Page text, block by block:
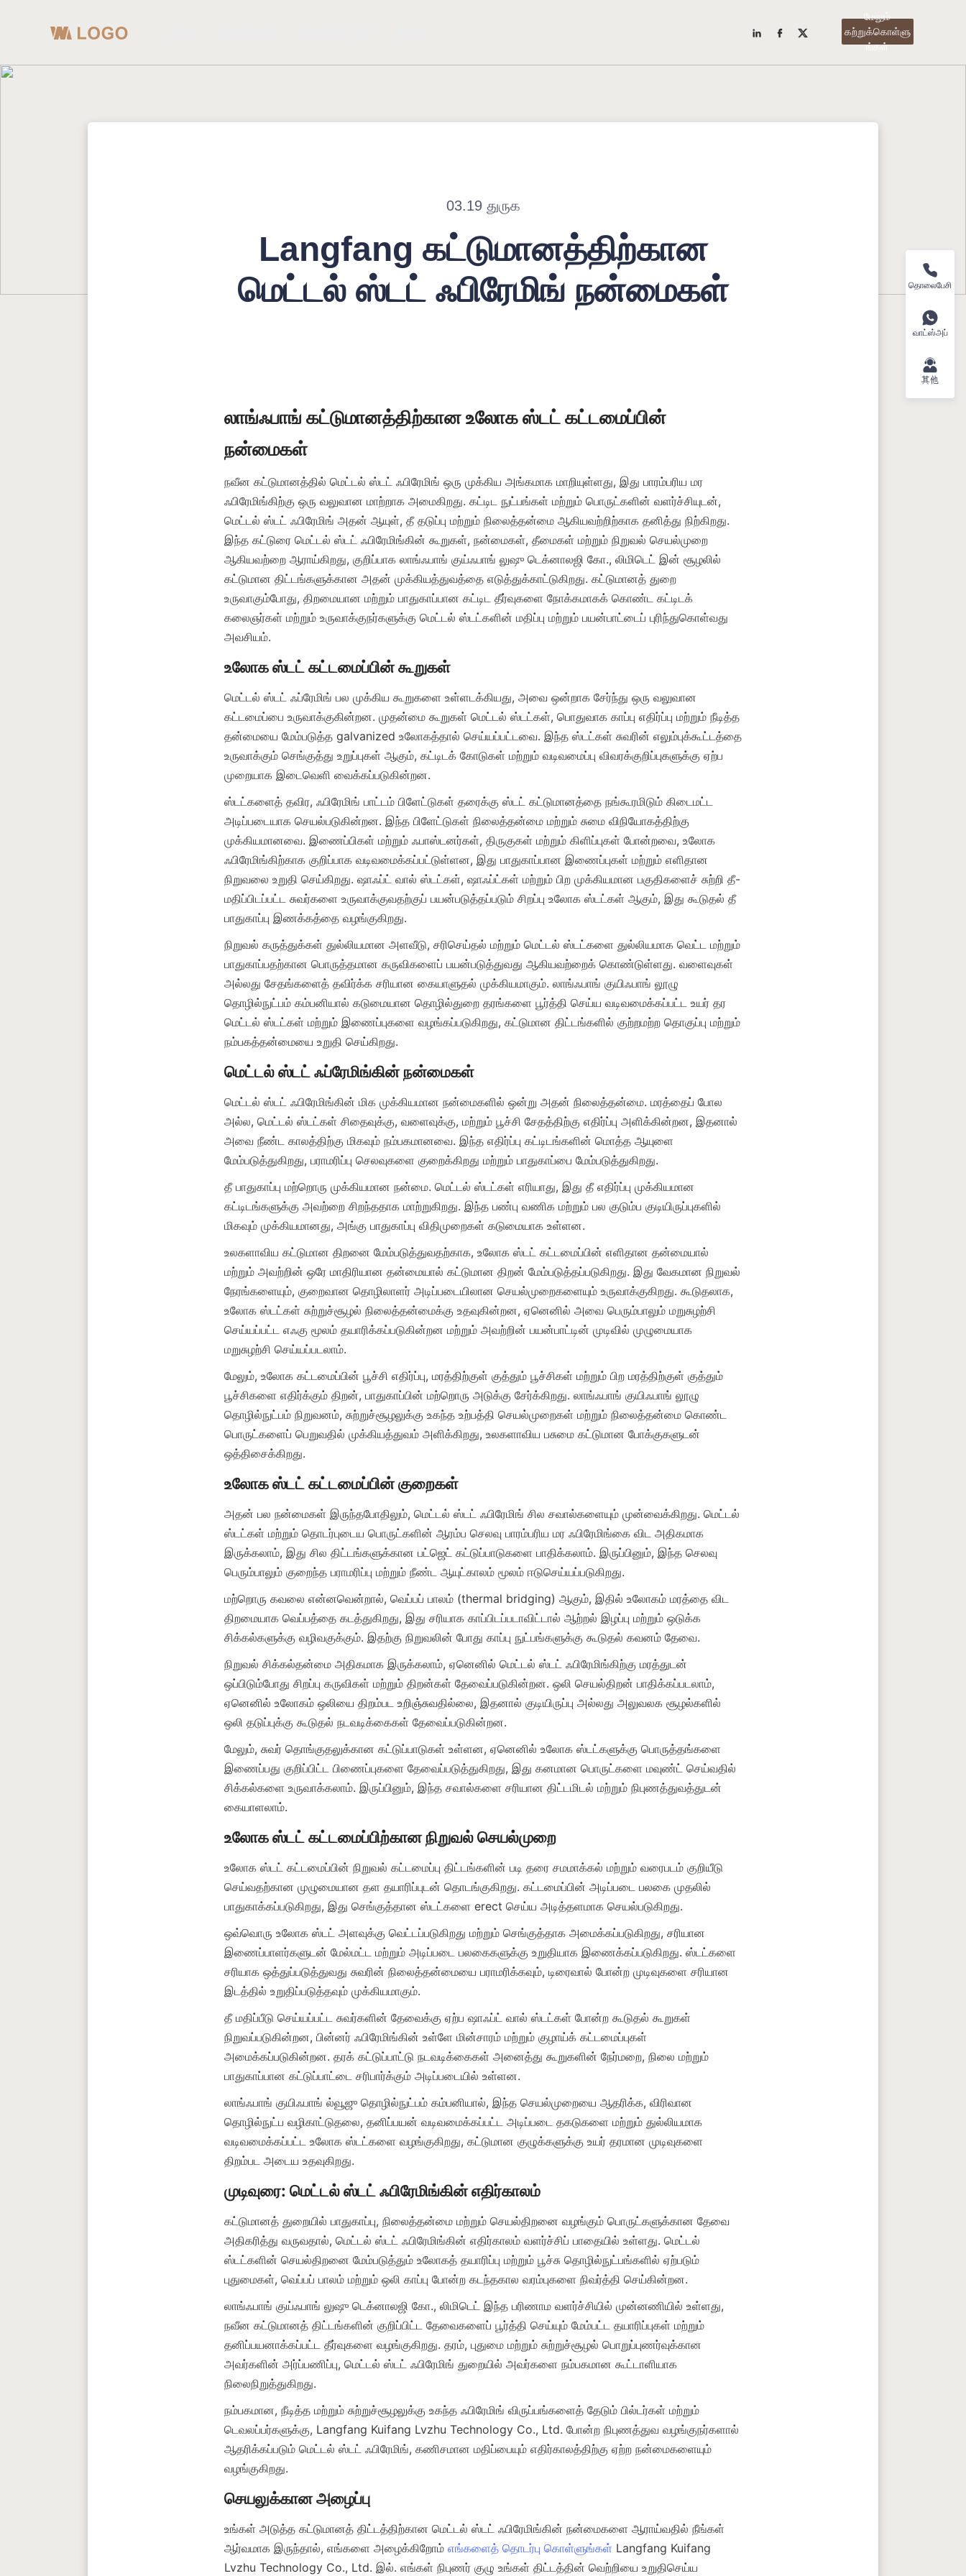
மேலும்
கற்றுக்கொள்ளு
ங்கள்
03.19 துருக
Langfang கட்டுமானத்திற்கான
மெட்டல் ஸ்டட் ஃபிரேமிங் நன்மைகள்
லாங்ஃபாங் கட்டுமானத்திற்கான உலோக ஸ்டட் கட்டமைப்பின்
நவீன கட்டுமானத்தில் மெட்டல் ஸ்டட் ஃபிரேமிங் ஒரு முக்கிய அங்கமாக மாறியுள்ளது, இது பாரம்பரிய மர
ஃபிரேமிங்கிற்கு ஒரு வலுவான மாற்றாக அமைகிறது. கட்டிட நுட்பங்கள் மற்றும் பொருட்களின் வளர்ச்சியுடன்,
மெட்டல் ஸ்டட் ஃபிரேமிங் அதன் ஆயுள், தீ தடுப்பு மற்றும் நிலைத்தன்மை ஆகியவற்றிற்காக தனித்து நிற்கிறது.
இந்த கட்டுரை மெட்டல் ஸ்டட் ஃபிரேமிங்கின் கூறுகள், நன்மைகள், தீமைகள் மற்றும் நிறுவல் செயல்முறை
ஆகியவற்றை ஆராய்கிறது, குறிப்பாக லாங்ஃபாங் குய்ஃபாங் லுஷு டெக்னாலஜி கோ., லிமிடெட் இன் சூழலில்
கட்டுமான திட்டங்களுக்கான அதன் முக்கியத்துவத்தை எடுத்துக்காட்டுகிறது. கட்டுமானத் துறை
உருவாகும்போது, திறமையான மற்றும் பாதுகாப்பான கட்டிட தீர்வுகளை நோக்கமாகக் கொண்ட கட்டிடக்
கலைஞர்கள் மற்றும் உருவாக்குநர்களுக்கு மெட்டல் ஸ்டட்களின் மதிப்பு மற்றும் பயன்பாட்டைப் புரிந்துகொள்வது
அவசியம்.
மெட்டல் ஸ்டட் ஃப்ரேமிங் பல முக்கிய கூறுகளை உள்ளடக்கியது, அவை ஒன்றாக சேர்ந்து ஒரு வலுவான
கட்டமைப்பை உருவாக்குகின்றன. முதன்மை கூறுகள் மெட்டல் ஸ்டட்கள், பொதுவாக காப்பு எதிர்ப்பு மற்றும் நீடித்த
தன்மையை மேம்படுத்த galvanized உலோகத்தால் செய்யப்பட்டவை. இந்த ஸ்டட்கள் சுவரின் எலும்புக்கூட்டத்தை
உருவாக்கும் செங்குத்து உறுப்புகள் ஆகும், கட்டிடக் கோடுகள் மற்றும் வடிவமைப்பு விவரக்குறிப்புகளுக்கு ஏற்ப
ஸ்டட்களைத் தவிர, ஃபிரேமிங் பாட்டம் பிளேட்டுகள் தரைக்கு ஸ்டட் கட்டுமானத்தை நங்கூரமிடும் கிடைமட்ட
அடிப்படையாக செயல்படுகின்றன. இந்த பிளேட்டுகள் நிலைத்தன்மை மற்றும் சுமை விநியோகத்திற்கு
முக்கியமானவை. இணைப்பிகள் மற்றும் ஃபாஸ்டனர்கள், திருகுகள் மற்றும் கிளிப்புகள் போன்றவை, உலோக
ஃபிரேமிங்கிற்காக குறிப்பாக வடிவமைக்கப்பட்டுள்ளன, இது பாதுகாப்பான இணைப்புகள் மற்றும் எளிதான
நிறுவலை உறுதி செய்கிறது. ஷாஃப்ட் வால் ஸ்டட்கள், ஷாஃப்ட்கள் மற்றும் பிற முக்கியமான பகுதிகளைச் சுற்றி தீ-
மதிப்பிடப்பட்ட சுவர்களை உருவாக்குவதற்குப் பயன்படுத்தப்படும் சிறப்பு உலோக ஸ்டட்கள் ஆகும், இது கூடுதல் தீ
பாதுகாப்பு இணக்கத்தை வழங்குகிறது.
நிறுவல் கருத்துக்கள் துல்லியமான அளவீடு, சரிசெய்தல் மற்றும் மெட்டல் ஸ்டட்களை துல்லியமாக வெட்ட மற்றும்
பாதுகாப்பதற்கான பொருத்தமான கருவிகளைப் பயன்படுத்துவது ஆகியவற்றைக் கொண்டுள்ளது. வளைவுகள்
அல்லது சேதங்களைத் தவிர்க்க சரியான கையாளுதல் முக்கியமாகும். லாங்ஃபாங் குயிஃபாங் லூழு
தொழில்நுட்பம் கம்பனியால் கடுமையான தொழில்துறை தரங்களை பூர்த்தி செய்ய வடிவமைக்கப்பட்ட உயர் தர
மெட்டல் ஸ்டட்கள் மற்றும் இணைப்புகளை வழங்கப்படுகிறது, கட்டுமான திட்டங்களில் குற்றமற்ற தொகுப்பு மற்றும்
மெட்டல் ஸ்டட் ஃபிரேமிங்கின் மிக முக்கியமான நன்மைகளில் ஒன்று அதன் நிலைத்தன்மை. மரத்தைப் போல
அல்ல, மெட்டல் ஸ்டட்கள் சிதைவுக்கு, வளைவுக்கு, மற்றும் பூச்சி சேதத்திற்கு எதிர்ப்பு அளிக்கின்றன, இதனால்
அவை நீண்ட காலத்திற்கு மிகவும் நம்பகமானவை. இந்த எதிர்ப்பு கட்டிடங்களின் மொத்த ஆயுளை
தீ பாதுகாப்பு மற்றொரு முக்கியமான நன்மை. மெட்டல் ஸ்டட்கள் எரியாது, இது தீ எதிர்ப்பு முக்கியமான
கட்டிடங்களுக்கு அவற்றை சிறந்ததாக மாற்றுகிறது. இந்த பண்பு வணிக மற்றும் பல குடும்ப குடியிருப்புகளில்
உலகளாவிய கட்டுமான திறனை மேம்படுத்துவதற்காக, உலோக ஸ்டட் கட்டமைப்பின் எளிதான தன்மையால்
மற்றும் அவற்றின் ஒரே மாதிரியான தன்மையால் கட்டுமான திறன் மேம்படுத்தப்படுகிறது. இது வேகமான நிறுவல்
நேரங்களையும், குறைவான தொழிலாளர் அடிப்படையிலான செயல்முறைகளையும் உருவாக்குகிறது. கூடுதலாக,
உலோக ஸ்டட்கள் சுற்றுச்சூழல் நிலைத்தன்மைக்கு உதவுகின்றன, ஏனெனில் அவை பெரும்பாலும் மறுசுழற்சி
செய்யப்பட்ட எஃகு மூலம் தயாரிக்கப்படுகின்றன மற்றும் அவற்றின் பயன்பாட்டின் முடிவில் முழுமையாக
மேலும், உலோக கட்டமைப்பின் பூச்சி எதிர்ப்பு, மரத்திற்குள் குத்தும் பூச்சிகள் மற்றும் பிற மரத்திற்குள் குத்தும்
பூச்சிகளை எதிர்க்கும் திறன், பாதுகாப்பின் மற்றொரு அடுக்கு சேர்க்கிறது. லாங்ஃபாங் குயிஃபாங் லூழு
தொழில்நுட்பம் நிறுவனம், சுற்றுச்சூழலுக்கு உகந்த உற்பத்தி செயல்முறைகள் மற்றும் நிலைத்தன்மை கொண்ட
பொருட்களைப் பெறுவதில் முக்கியத்துவம் அளிக்கிறது, உலகளாவிய பசுமை கட்டுமான போக்குகளுடன்
அதன் பல நன்மைகள் இருந்தபோதிலும், மெட்டல் ஸ்டட் ஃபிரேமிங் சில சவால்களையும் முன்வைக்கிறது. மெட்டல்
ஸ்டட்கள் மற்றும் தொடர்புடைய பொருட்களின் ஆரம்ப செலவு பாரம்பரிய மர ஃபிரேமிங்கை விட அதிகமாக
இருக்கலாம், இது சில திட்டங்களுக்கான பட்ஜெட் கட்டுப்பாடுகளை பாதிக்கலாம். இருப்பினும், இந்த செலவு
மற்றொரு கவலை என்னவென்றால், வெப்பப் பாலம் (thermal bridging) ஆகும், இதில் உலோகம் மரத்தை விட
திறமையாக வெப்பத்தை கடத்துகிறது, இது சரியாக காப்பிடப்படாவிட்டால் ஆற்றல் இழப்பு மற்றும் ஒடுக்க
நிறுவல் சிக்கல்தன்மை அதிகமாக இருக்கலாம், ஏனெனில் மெட்டல் ஸ்டட் ஃபிரேமிங்கிற்கு மரத்துடன்
ஒப்பிடும்போது சிறப்பு கருவிகள் மற்றும் திறன்கள் தேவைப்படுகின்றன. ஒலி செயல்திறன் பாதிக்கப்படலாம்,
ஏனெனில் உலோகம் ஒலியை திறம்பட உறிஞ்சுவதில்லை, இதனால் குடியிருப்பு அல்லது அலுவலக சூழல்களில்
மேலும், சுவர் தொங்குதலுக்கான கட்டுப்பாடுகள் உள்ளன, ஏனெனில் உலோக ஸ்டட்களுக்கு பொருத்தங்களை
இணைப்பது குறிப்பிட்ட பிணைப்புகளை தேவைப்படுத்துகிறது, இது கனமான பொருட்களை மவுண்ட் செய்வதில்
சிக்கல்களை உருவாக்கலாம். இருப்பினும், இந்த சவால்களை சரியான திட்டமிடல் மற்றும் நிபுணத்துவத்துடன்
உலோக ஸ்டட் கட்டமைப்பின் நிறுவல் கட்டமைப்பு திட்டங்களின் படி தரை சமமாக்கல் மற்றும் வரைபடம் குறியீடு
செய்வதற்கான முழுமையான தள தயாரிப்புடன் தொடங்குகிறது. கட்டமைப்பின் அடிப்படை பலகை முதலில்
ஒவ்வொரு உலோக ஸ்டட் அளவுக்கு வெட்டப்படுகிறது மற்றும் செங்குத்தாக அமைக்கப்படுகிறது, சரியான
இணைப்பாளர்களுடன் மேல்மட்ட மற்றும் அடிப்படை பலகைகளுக்கு உறுதியாக இணைக்கப்படுகிறது. ஸ்டட்களை
சரியாக ஒத்துப்படுத்துவது சுவரின் நிலைத்தன்மையை பராமரிக்கவும், டிரைவால் போன்ற முடிவுகளை சரியான
தீ மதிப்பீடு செய்யப்பட்ட சுவர்களின் தேவைக்கு ஏற்ப ஷாஃப்ட் வால் ஸ்டட்கள் போன்ற கூடுதல் கூறுகள்
நிறுவப்படுகின்றன, பின்னர் ஃபிரேமிங்கின் உள்ளே மின்சாரம் மற்றும் குழாய்க் கட்டமைப்புகள்
அமைக்கப்படுகின்றன. தரக் கட்டுப்பாட்டு நடவடிக்கைகள் அனைத்து கூறுகளின் நேர்மறை, நிலை மற்றும்
லாங்ஃபாங் குயிஃபாங் ல்வூஜு தொழில்நுட்பம் கம்பனியால், இந்த செயல்முறையை ஆதரிக்க, விரிவான
தொழில்நுட்ப வழிகாட்டுதலை, தனிப்பயன் வடிவமைக்கப்பட்ட அடிப்படை தகடுகளை மற்றும் துல்லியமாக
வடிவமைக்கப்பட்ட உலோக ஸ்டட்களை வழங்குகிறது, கட்டுமான குழுக்களுக்கு உயர் தரமான முடிவுகளை
கட்டுமானத் துறையில் பாதுகாப்பு, நிலைத்தன்மை மற்றும் செயல்திறனை வழங்கும் பொருட்களுக்கான தேவை
அதிகரித்து வருவதால், மெட்டல் ஸ்டட் ஃபிரேமிங்கின் எதிர்காலம் வளர்ச்சிப் பாதையில் உள்ளது. மெட்டல்
ஸ்டட்களின் செயல்திறனை மேம்படுத்தும் உலோகத் தயாரிப்பு மற்றும் பூச்சு தொழில்நுட்பங்களில் ஏற்படும்
லாங்ஃபாங் குய்ஃபாங் லுஷு டெக்னாலஜி கோ., லிமிடெட் இந்த பரிணாம வளர்ச்சியில் முன்னணியில் உள்ளது,
நவீன கட்டுமானத் திட்டங்களின் குறிப்பிட்ட தேவைகளைப் பூர்த்தி செய்யும் மேம்பட்ட தயாரிப்புகள் மற்றும்
தனிப்பயனாக்கப்பட்ட தீர்வுகளை வழங்குகிறது. தரம், புதுமை மற்றும் சுற்றுச்சூழல் பொறுப்புணர்வுக்கான
அவர்களின் அர்ப்பணிப்பு, மெட்டல் ஸ்டட் ஃபிரேமிங் துறையில் அவர்களை நம்பகமான கூட்டாளியாக
நம்பகமான, நீடித்த மற்றும் சுற்றுச்சூழலுக்கு உகந்த ஃபிரேமிங் விருப்பங்களைத் தேடும் பில்டர்கள் மற்றும்
டெவலப்பர்களுக்கு, Langfang Kuifang Lvzhu Technology Co., Ltd. போன்ற நிபுணத்துவ வழங்குநர்களால்
ஆதரிக்கப்படும் மெட்டல் ஸ்டட் ஃபிரேமிங், கணிசமான மதிப்பையும் எதிர்காலத்திற்கு ஏற்ற நன்மைகளையும்
உங்கள் அடுத்த கட்டுமானத் திட்டத்திற்கான மெட்டல் ஸ்டட் ஃபிரேமிங்கின் நன்மைகளை ஆராய்வதில் நீங்கள்
ஆர்வமாக இருந்தால், எங்களை அழைக்கிறோம் எங்களைத் தொடர்பு கொள்ளுங்கள் Langfang Kuifang
Lvzhu Technology Co., Ltd. இல். எங்கள் நிபுணர் குழு உங்கள் திட்டத்தின் வெற்றியை உறுதிசெய்ய
தொலைபேசி
வாட்ஸ்அப்
其他